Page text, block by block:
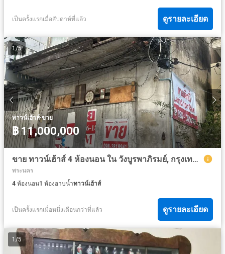
เป็นครั้งแรกเมื่อสัปดาห์ที่แล้ว ดูรายละเอียด
1 /5
ทาวน์เฮ้าส์·ขาย
฿ 11,000,000
ขาย ทาวน์เฮ้าส์ 4 ห้องนอน ใน วังบูรพาภิรมย์, กรุงเทพมหานคร
พระนคร
4 ห้องนอน1 ห้องอาบน้ำทาวน์เฮ้าส์
เป็นครั้งแรกเมื่อหนึ่งเดือนกว่าที่แล้ว ดูรายละเอียด
1 /5